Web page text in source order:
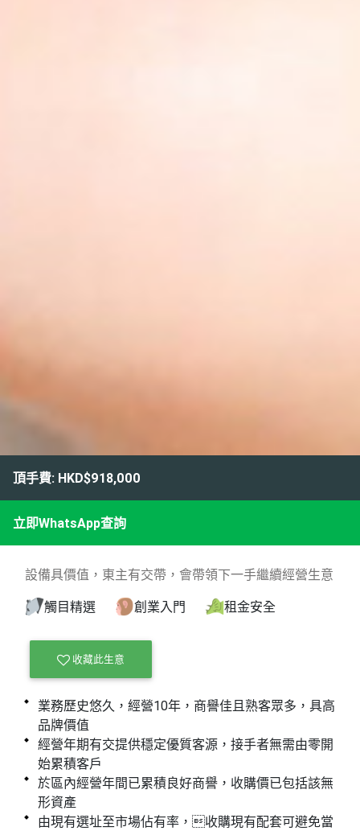
頂手費: HKD$918,000
立即WhatsApp查詢
設備具價值，東主有交帶，會帶領下一手繼續經營生意
觸目精選
創業入門 租金安全
收藏此生意
業務歷史悠久，經營10年，商譽佳且熟客眾多，具高
品牌價值
經營年期有交提供穩定優質客源，接手者無需由零開
始累積客戶
於區內經營年間已累積良好商譽，收購價已包括該無
形資產
由現有選址至市場佔有率，收購現有配套可避免當